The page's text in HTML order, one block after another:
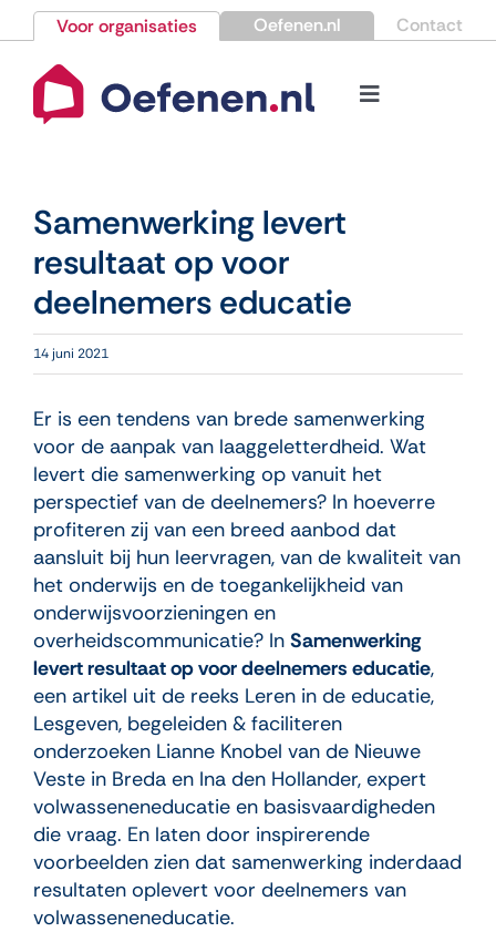
naar
inhoud
Voor organisaties Oefenen.nl Contact
Toggle
Nieuws
Kennisbank
Over Oefenen.nl
Contact
Samenwerking levert
resultaat op voor
deelnemers educatie
14 juni 2021
Er is een tendens van brede samenwerking
voor de aanpak van laaggeletterdheid. Wat
levert die samenwerking op vanuit het
perspectief van de deelnemers? In hoeverre
profiteren zij van een breed aanbod dat
aansluit bij hun leervragen, van de kwaliteit van
het onderwijs en de toegankelijkheid van
onderwijsvoorzieningen en
overheidscommunicatie? In Samenwerking
levert resultaat op voor deelnemers educatie,
een artikel uit de reeks Leren in de educatie,
Lesgeven, begeleiden & faciliteren
onderzoeken Lianne Knobel van de Nieuwe
Veste in Breda en Ina den Hollander, expert
volwasseneneducatie en basisvaardigheden
die vraag. En laten door inspirerende
voorbeelden zien dat samenwerking inderdaad
resultaten oplevert voor deelnemers van
volwasseneneducatie.